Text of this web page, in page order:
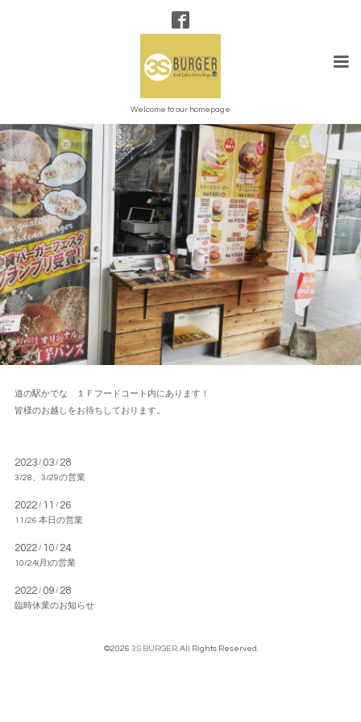
Welcome to our homepage
道の駅かでな １Ｆフードコート内にあります！
皆様のお越しをお待ちしております。
2023 / 03 / 28
3/28、3/29の営業
2022 / 11 / 26
11/26 本日の営業
2022 / 10 / 24
10/24(月)の営業
2022 / 09 / 28
臨時休業のお知らせ
©2026 3S BURGER. All Rights Reserved.